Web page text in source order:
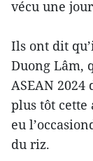
vécu une
Ils ont dit
Duong Lâm,
ASEAN
plus tôt
eu
du riz.